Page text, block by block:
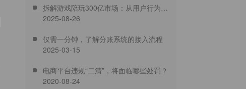
医疗行业
加速医疗行业数字化转型
装修行业
合理分配装修资金款
用分账获取银行金融服务
拆解游戏陪玩300亿市场：从用户行为到
合规破局，MallBook分账方案如何重塑
2025-08-26
仅需一分钟，了解分账系统的接入流程
2025-03-15
电商平台违规“二清”，将面临哪些处罚？
2020-08-24